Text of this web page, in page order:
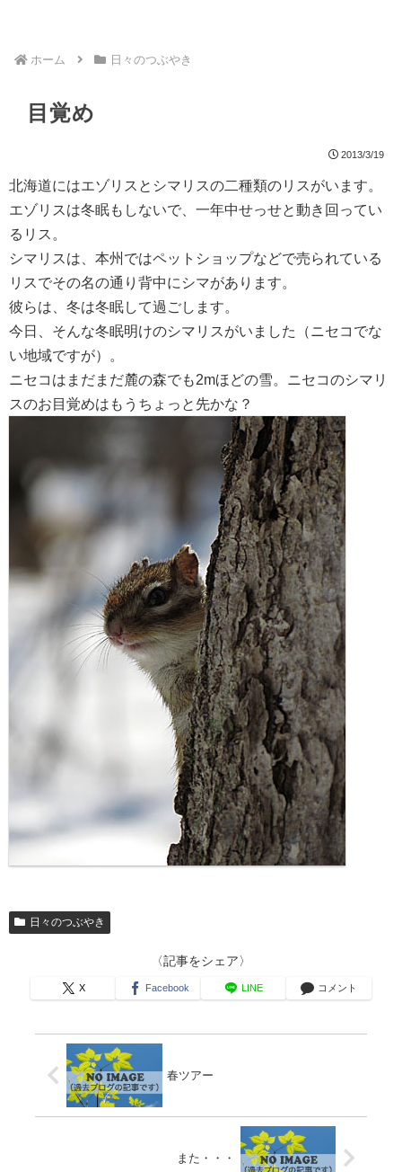
ホーム 日々のつぶやき
目覚め
2013/3/19
北海道にはエゾリスとシマリスの二種類のリスがいます。
エゾリスは冬眠もしないで、一年中せっせと動き回ってい
るリス。
シマリスは、本州ではペットショップなどで売られている
リスでその名の通り背中にシマがあります。
彼らは、冬は冬眠して過ごします。
今日、そんな冬眠明けのシマリスがいました（ニセコでな
い地域ですが）。
ニセコはまだまだ麓の森でも2mほどの雪。ニセコのシマリ
スのお目覚めはもうちょっと先かな？
日々のつぶやき
〈記事をシェア〉
X Facebook LINE コメント
春ツアー
また・・・